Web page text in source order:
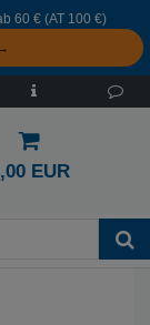
60 € (AT 100 €)
EUR